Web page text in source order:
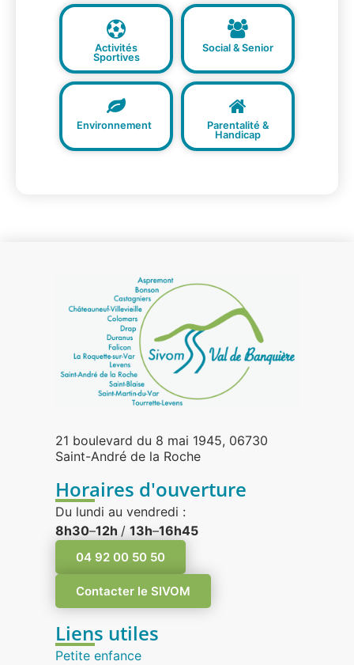
Activités
Sportives
Social & Senior
Environnement
Parentalité &
Handicap
21 boulevard du 8 mai 1945, 06730
Saint-André de la Roche
Horaires d'ouverture
Du lundi au vendredi :
8h30–12h / 13h–16h45
04 92 00 50 50
Contacter le SIVOM
Liens utiles
Petite enfance